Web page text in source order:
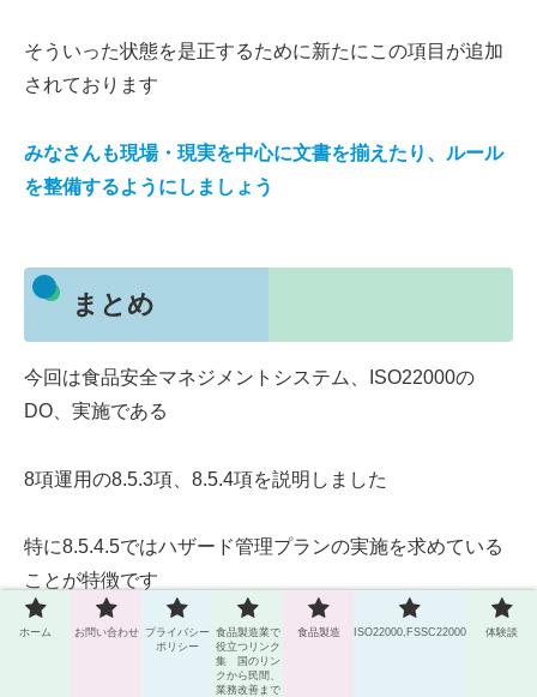
そういった状態を是正するために新たにこの項目が追加
されております
みなさんも現場・ 現実を中心に文書を揃えたり、ルール
を整備するようにしましょう
まとめ
今回は食品安全マネジメントシステム、ISO22000の
DO、実施である
8項運用の8.5.3項、8.5.4項を説明しました
特に8.5.4.5ではハザード管理プランの実施を求めている
ことが特徴です
HACCPを構築するのは品質部門、やるのは製造部門な
ど別れているところも多いのではないでしょうか
ホーム お問い合わせ
プライバシー
ポリシー
食品製造業で
役立つリンク
集 国のリン
クから民間、
業務改善まで
食品製造 ISO22000,FSSC22000 体験談